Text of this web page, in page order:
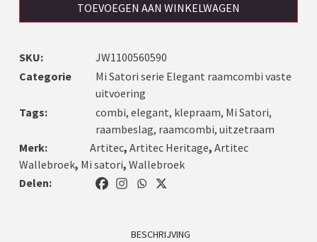
TOEVOEGEN AAN WINKELWAGEN
SKU:
JW1100560590
Categorie
Mi Satori serie Elegant raamcombi vaste
uitvoering
Tags:
combi, elegant, klepraam, Mi Satori,
raambeslag, raamcombi, uitzetraam
Merk:
Artitec, Artitec Heritage, Artitec
Wallebroek, Mi satori, Wallebroek
Delen:
BESCHRIJVING